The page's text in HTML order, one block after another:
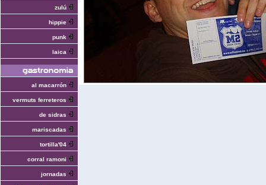
zulú
hippie
punk
laica
al macarrón
vermuts ferreteros
de sidras
mariscadas
tortilla'04
corral ramoni
jornadas